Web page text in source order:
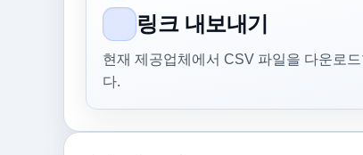
링크 내보내기
현재 제공업체에서 CSV 파일을 다운로드
다.